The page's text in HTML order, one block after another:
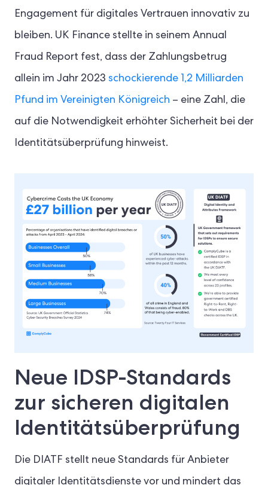
Engagement für digitales Vertrauen innovativ zu
bleiben. UK Finance stellte in seinem Annual
Fraud Report fest, dass der Zahlungsbetrug
allein im Jahr 2023 schockierende 1,2 Milliarden
Pfund im Vereinigten Königreich – eine Zahl, die
auf die Notwendigkeit erhöhter Sicherheit bei der
Identitätsüberprüfung hinweist.
Neue IDSP-Standards
zur sicheren digitalen
Identitätsüberprüfung
Die DIATF stellt neue Standards für Anbieter
digitaler Identitätsdienste vor und mindert das